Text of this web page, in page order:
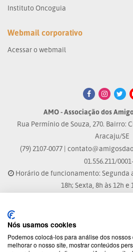
Instituto Oncoguia
Webmail corporativo
Acessar o webmail
AMO - Associação dos
Rua Permínio de Souza, 270. Bairro:
Aracaju/SE
(79) 2107-0077 |
01.556.211/
Horário de funcionamento: Segunda
18h; Sexta, 8h às 12h e
Site atualizado em: 04/08/
® Marca
Nós usamos cookies
Podemos colocá-los para análise dos
melhorar o nosso site, mostrar conteúdos